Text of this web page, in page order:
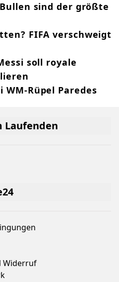
Bullen sind der größte
FIFA verschweigt
soll royale
Rüpel Paredes
Widerruf
Laufenden